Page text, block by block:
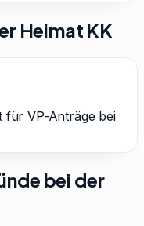
Heimat KK
für VP-Anträge bei
bei der